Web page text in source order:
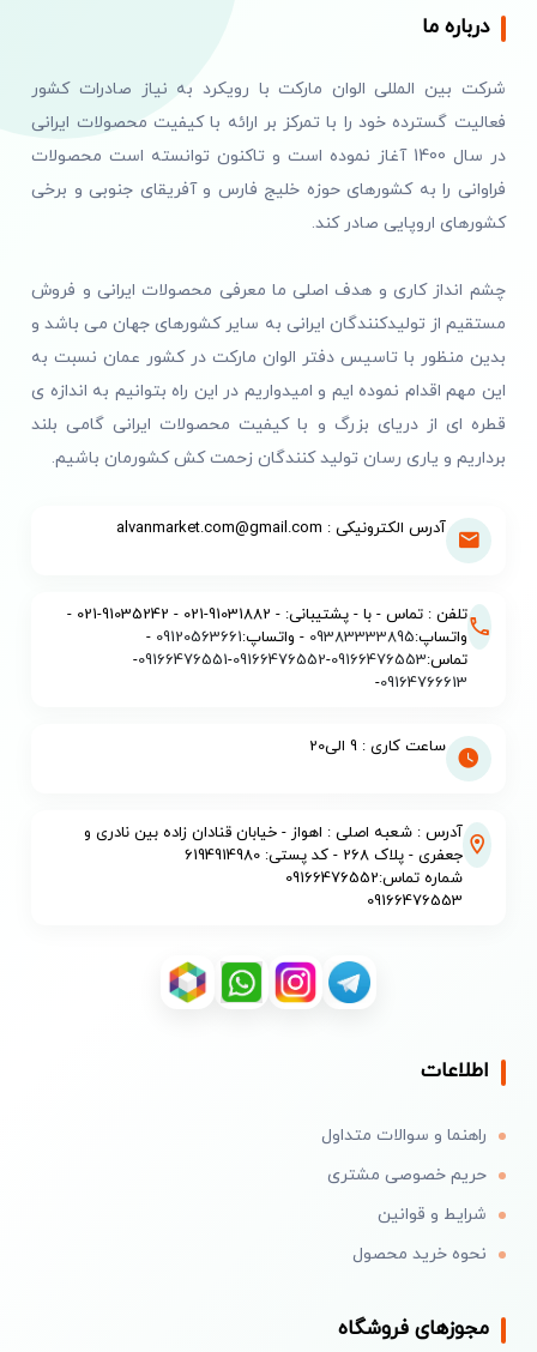
درباره ما
شرکت بین المللی الوان مارکت با رویکرد به نیاز صادرات کشور
فعالیت گسترده خود را با تمرکز بر ارائه با کیفیت محصولات ایرانی
در سال 1400 آغاز نموده است و تاکنون توانسته است محصولات
فراوانی را به کشورهای حوزه خلیج فارس و آفریقای جنوبی و برخی
کشورهای اروپایی صادر کند.
چشم انداز کاری و هدف اصلی ما معرفی محصولات ایرانی و فروش
مستقیم از تولیدکنندگان ایرانی به سایر کشورهای جهان می باشد و
بدین منظور با تاسیس دفتر الوان مارکت در کشور عمان نسبت به
این مهم اقدام نموده ایم و امیدواریم در این راه بتوانیم به اندازه ی
قطره ای از دریای بزرگ و با کیفیت محصولات ایرانی گامی بلند
برداریم و یاری رسان تولید کنندگان زحمت کش کشورمان باشیم.
آدرس الکترونیکی : alvanmarket.com@gmail.com
تلفن : تماس - با - پشتیبانی: - 91031882-021 - 91035242-021 -
واتساپ:09383333895 - واتساپ:09120563661
-
تماس:09166476553
-
09166476552
-
09166476551
-
09164766613
-
ساعت کاری : 9 الی20
آدرس : شعبه اصلی : اهواز - خیابان قنادان زاده بین نادری و
جعفری - پلاک 268 - کد پستی: 6194914980
شماره تماس:09166476552
09166476553
اطلاعات
راهنما و سوالات متداول
حریم خصوصی مشتری
شرایط و قوانین
نحوه خرید محصول
مجوزهای فروشگاه